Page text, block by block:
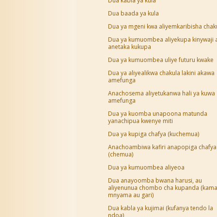
Dua baada ya kula
Dua ya mgeni kwa aliyemkaribisha
Dua ya kumuombea aliyekupa kinywaji
anetaka kukupa
Dua ya kumuombea uliye futuru kwake
Dua ya aliyealikwa chakula lakini akawa
amefunga
Anachosema aliyetukanwa hali ya kuwa
amefunga
Dua ya kuomba unapoona matunda
yanachipua kwenye miti
Dua ya kupiga chafya (kuchemua)
Anachoambiwa kafiri anapopiga chafya
(chemua)
Dua ya kumuombea aliyeoa
Dua anayoomba bwana harusi, au
aliyenunua chombo cha kupanda (kama
mnyama au gari)
Dua kabla ya kujimai (kufanya tendo la
ndoa)